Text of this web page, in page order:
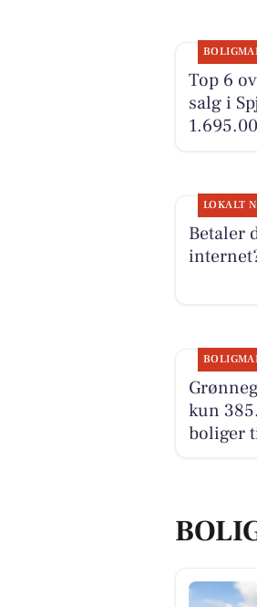
Top 6
salg i
LOKALT
Betaler
kun
boliger